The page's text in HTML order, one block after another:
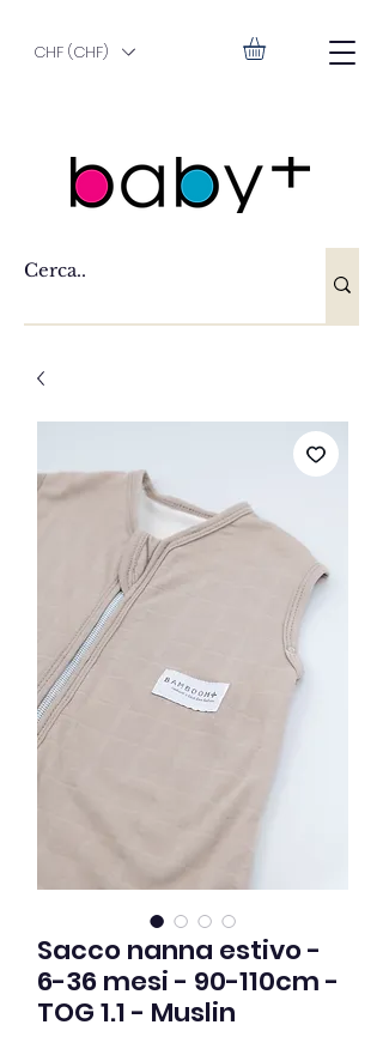
CHF (CHF)
Sacco nanna estivo -
6-36 mesi - 90-110cm -
TOG 1.1 - Muslin